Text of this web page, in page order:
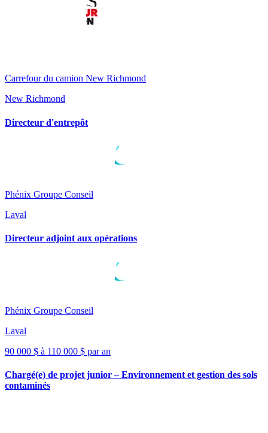
Carrefour du camion New Richmond
New Richmond
Directeur d'entrepôt
Phénix Groupe Conseil
Laval
Directeur adjoint aux opérations
Phénix Groupe Conseil
Laval
90 000 $ à 110 000 $ par an
Chargé(e) de projet junior – Environnement et gestion des sols
contaminés